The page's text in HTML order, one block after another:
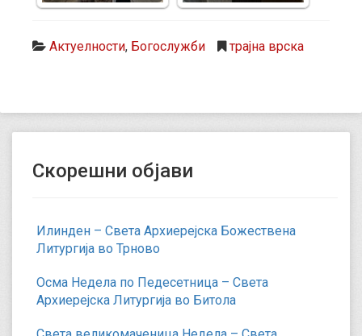
Актуелности, Богослужби трајна врска
Скорешни објави
Илинден – Света Архиерејска Божествена
Литургија во Трново
Осма Недела по Педесетница – Света
Архиерејска Литургија во Битола